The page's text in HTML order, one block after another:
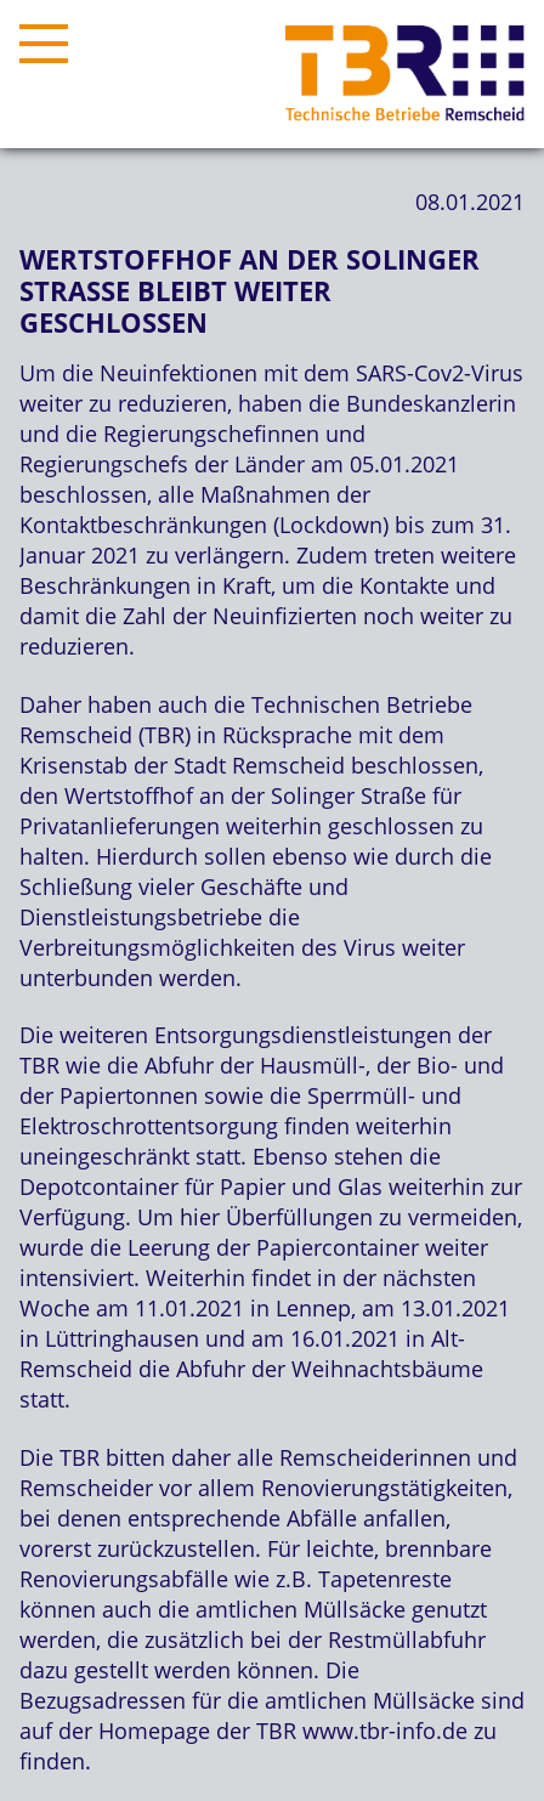
08.01.2021
WERTSTOFFHOF AN DER SOLINGER
STRASSE BLEIBT WEITER G
ESCHLOSSEN
Um die Neuinfektionen mit dem SARS-Cov2-Virus
weiter zu reduzieren, haben die Bundeskanzlerin
und die Regierungschefinnen und
Regierungschefs der Länder am 05.01.2021
beschlossen, alle Maßnahmen der
Kontaktbeschränkungen (Lockdown) bis zum 31.
Januar 2021 zu verlängern. Zudem treten weitere
Beschränkungen in Kraft, um die Kontakte und
damit die Zahl der Neuinfizierten noch weiter zu
reduzieren.
Daher haben auch die Technischen Betriebe
Remscheid (TBR) in Rücksprache mit dem
Krisenstab der Stadt Remscheid beschlossen,
den Wertstoffhof an der Solinger Straße für
Privatanlieferungen weiterhin geschlossen zu
halten. Hierdurch sollen ebenso wie durch die
Schließung vieler Geschäfte und
Dienstleistungsbetriebe die
Verbreitungsmöglichkeiten des Virus weiter
unterbunden werden.
Die weiteren Entsorgungsdienstleistungen der
TBR wie die Abfuhr der Hausmüll-, der Bio- und
der Papiertonnen sowie die Sperrmüll- und
Elektroschrottentsorgung finden weiterhin
uneingeschränkt statt. Ebenso stehen die
Depotcontainer für Papier und Glas weiterhin zur
Verfügung. Um hier Überfüllungen zu vermeiden,
wurde die Leerung der Papiercontainer weiter
intensiviert. Weiterhin findet in der nächsten
Woche am 11.01.2021 in Lennep, am 13.01.2021
in Lüttringhausen und am 16.01.2021 in Alt-
Remscheid die Abfuhr der Weihnachtsbäume
statt.
Die TBR bitten daher alle Remscheiderinnen und
Remscheider vor allem Renovierungstätigkeiten,
bei denen entsprechende Abfälle anfallen,
vorerst zurückzustellen. Für leichte, brennbare
Renovierungsabfälle wie z.B. Tapetenreste
können auch die amtlichen Müllsäcke genutzt
werden, die zusätzlich bei der Restmüllabfuhr
dazu gestellt werden können. Die
Bezugsadressen für die amtlichen Müllsäcke sind
auf der Homepage der TBR www.tbr-info.de zu
finden.